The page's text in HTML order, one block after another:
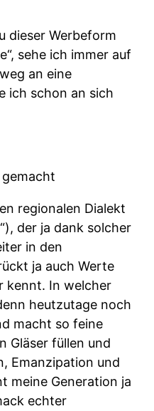
dieser Werbeform
sehe ich immer auf
an eine
ich schon an sich
regionalen Dialekt
der ja dank solcher
in den
ja auch Werte
kennt. In welcher
heutzutage noch
macht so feine
Gläser füllen und
Emanzipation und
meine Generation ja
echter